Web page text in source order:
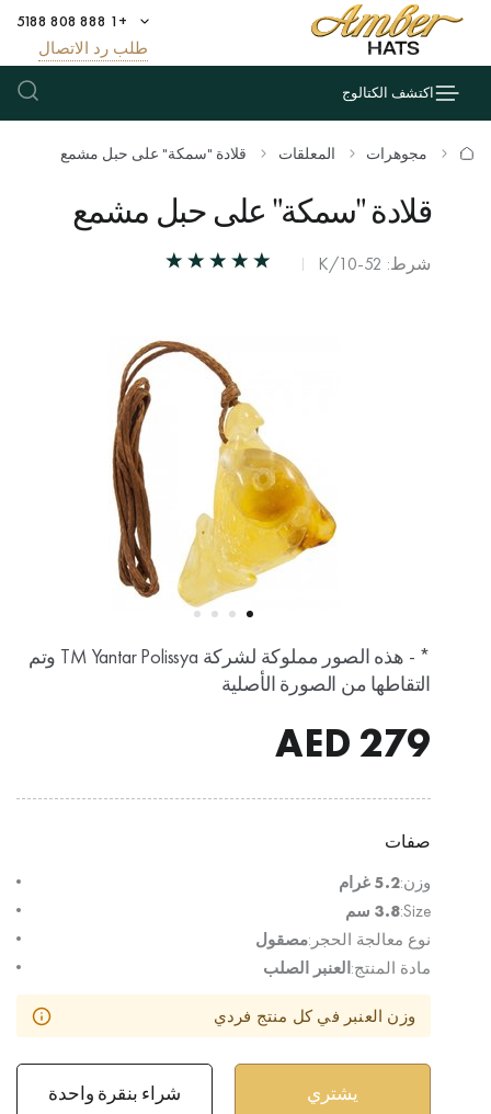
+1 888 808 5188
طلب رد الاتصال
اكتشف الكتالوج
مجوهرات المعلقات قلادة "سمكة" على حبل مشمع
قلادة "سمكة" على حبل مشمع
شرط: К/10-52
* - هذه الصور مملوكة لشركة TM Yantar Polissya وتم
التقاطها من الصورة الأصلية
279
صفات
وزن:5.2 غرام
Size:3.8 سم
نوع معالجة الحجر:مصقول
مادة المنتج:العنبر الصلب
وزن العنبر في كل منتج فردي
شراء بنقرة واحدة